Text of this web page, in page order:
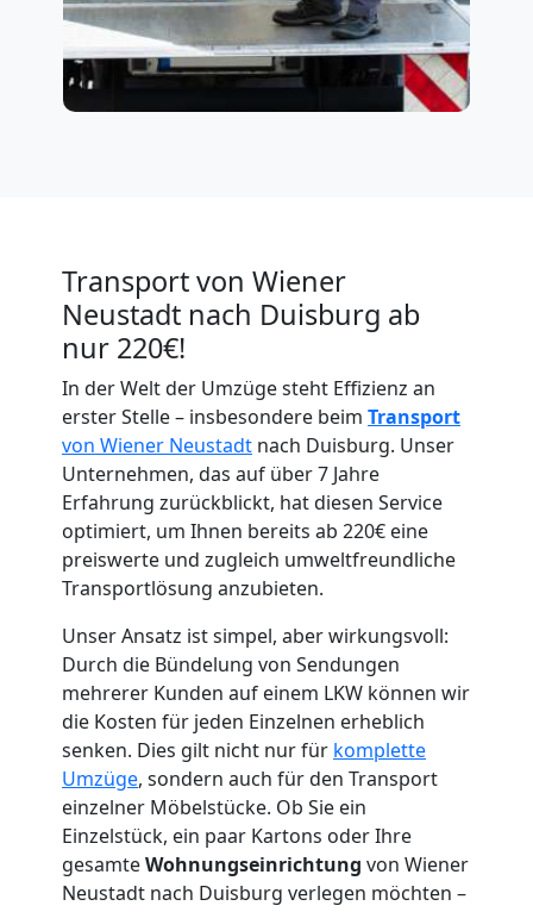
Transport von Wiener
Neustadt nach Duisburg ab
nur 220€!
In der Welt der Umzüge steht Effizienz an
erster Stelle – insbesondere beim Transport
von Wiener Neustadt nach Duisburg. Unser
Unternehmen, das auf über 7 Jahre
Erfahrung zurückblickt, hat diesen Service
optimiert, um Ihnen bereits ab 220€ eine
preiswerte und zugleich umweltfreundliche
Transportlösung anzubieten.
Unser Ansatz ist simpel, aber wirkungsvoll:
Durch die Bündelung von Sendungen
mehrerer Kunden auf einem LKW können wir
die Kosten für jeden Einzelnen erheblich
senken. Dies gilt nicht nur für komplette
Umzüge, sondern auch für den Transport
einzelner Möbelstücke. Ob Sie ein
Einzelstück, ein paar Kartons oder Ihre
gesamteWohnungseinrichtung von Wiener
Neustadt nach Duisburg verlegen möchten –
Umzugshelfer
Wiener
Neustadt
Möbeltaxi
Wiener
Neustadt